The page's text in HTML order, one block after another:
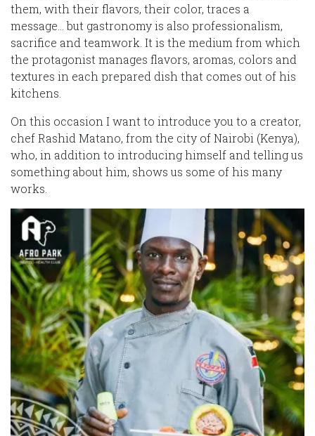
them, with their flavors, their color, traces a
message… but gastronomy is also professionalism,
sacrifice and teamwork. It is the medium from which
the protagonist manages flavors, aromas, colors and
textures in each prepared dish that comes out of his
kitchens.
On this occasion I want to introduce you to a creator,
chef Rashid Matano, from the city of Nairobi (Kenya),
who, in addition to introducing himself and telling us
something about him, shows us some of his many
works.